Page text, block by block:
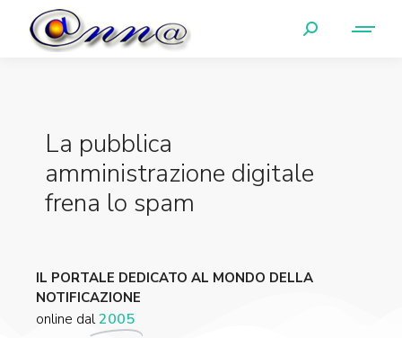
La pubblica
amministrazione digitale
frena lo spam
IL PORTALE DEDICATO AL MONDO DELLA
NOTIFICAZIONE
online dal2005